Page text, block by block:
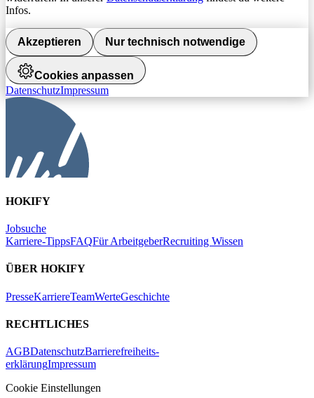
Infos.
Akzeptieren Nur technisch notwendige
Cookies anpassen
DatenschutzImpressum
HOKIFY
Jobsuche
Karriere-TippsFAQFür ArbeitgeberRecruiting Wissen
ÜBER HOKIFY
PresseKarriereTeamWerteGeschichte
RECHTLICHES
AGBDatenschutzBarrierefreiheits-
erklärungImpressum
Cookie Einstellungen